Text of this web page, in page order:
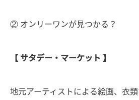
② オンリーワンが見つかる？
【 サタデー・マーケット 】
地元アーティストによる絵画、衣